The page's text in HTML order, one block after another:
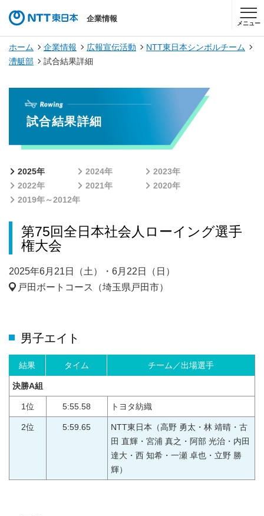
企業情報
メニュー
ホーム 企業情報 広報宣伝活動
NTT東日本シンボルチーム
漕艇部
試合結果詳細
試合結果詳細
2025年 2024年
2023年
2022年
2021年
2020年
2019年～2012年
第75回全日本社会人ローイング選手
権大会
2025年6月21日（土）・6月22日（日）
戸田ボートコース（埼玉県戸田市）
男子エイト
結果 タイム チーム／出場選手
決勝A組
1位 5:55.58 トヨタ紡織
2位 5:59.65
NTT東日本（高野 勇太・林 靖晴・古
田 直輝・宮浦 真之・阿部 光治・内田
達大・西 知希・一瀬 卓也・立野 勝
輝）